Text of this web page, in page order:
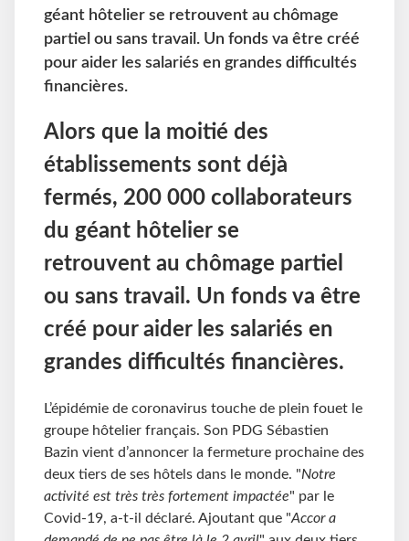
géant hôtelier se retrouvent au chômage
partiel ou sans travail. Un fonds va être créé
pour aider les salariés en grandes difficultés
financières.
Alors que la moitié des
établissements sont déjà
fermés, 200 000 collaborateurs
du géant hôtelier se
retrouvent au chômage partiel
ou sans travail. Un fonds va être
créé pour aider les salariés en
grandes difficultés financières.
L’épidémie de coronavirus touche de plein fouet le
groupe hôtelier français. Son PDG Sébastien
Bazin vient d’annoncer la fermeture prochaine des
deux tiers de ses hôtels dans le monde. "Notre
activité est très très fortement impactée" par le
Covid-19, a-t-il déclaré. Ajoutant que "Accor a